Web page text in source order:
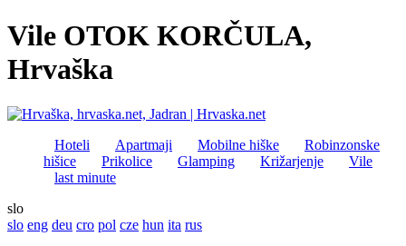
Vile OTOK KORČULA,
Hrvaška
Hoteli Apartmaji Mobilne hiške
Robinzonske
hišice
Prikolice Glamping Križarjenje
Vile
last minute
slo
slo eng deu cro pol cze hun ita rus